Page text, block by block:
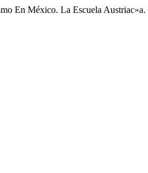
En México. La Escuela Austriac»a.